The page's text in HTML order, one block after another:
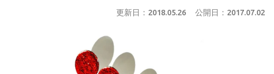
更新日： 2018.05.26 公開日： 2017.07.02